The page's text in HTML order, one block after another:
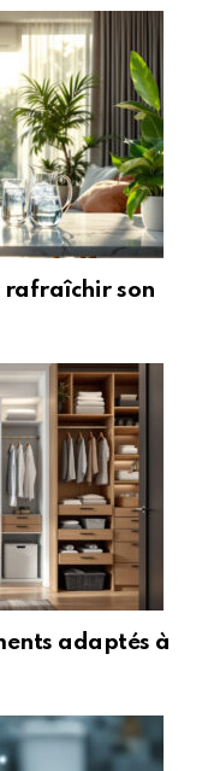
rafraîchir son
adaptés à